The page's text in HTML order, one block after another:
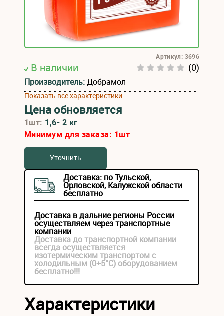
В наличии (0)
Артикул: 3696
Производитель:Добрамол
Показать все характеристики
Цена обновляется
1шт: 1,6- 2 кг
Минимум для заказа: 1шт
Уточнить
Доставка: по Тульской,
Орловской, Калужской области
бесплатно
Доставка в дальние регионы России
осуществляем через транспортные
компании
Доставка до транспортной компании
всегда осуществляется
изотермическим транспортом с
холодильным (0+5°С) оборудованием
бесплатно!!!
Характеристики